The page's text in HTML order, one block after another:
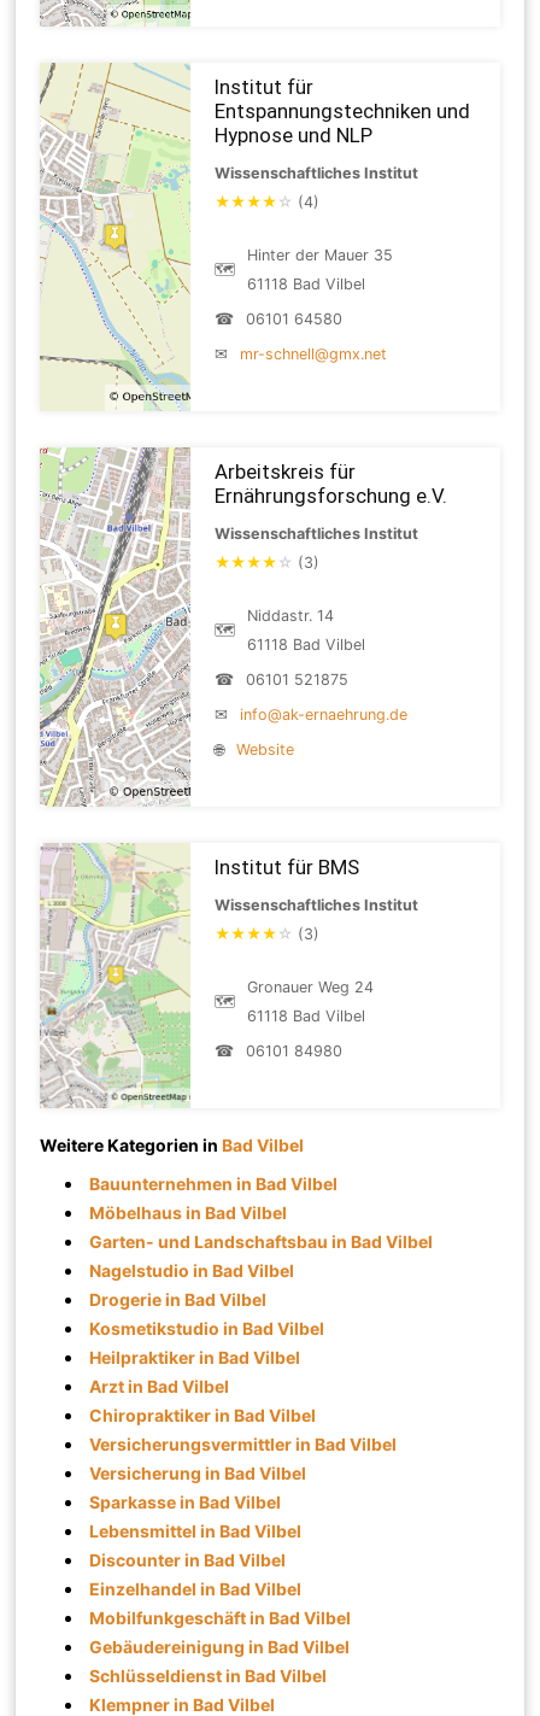
Institut für
Entspannungstechniken und
Hypnose und NLP
Wissenschaftliches Institut
★★★★ ☆ (4)
🗺
Hinter der Mauer 35
61118 Bad Vilbel
☎
06101 64580
✉
mr-schnell@gmx.net
Arbeitskreis für
Ernährungsforschung e.V.
Wissenschaftliches Institut
★★★★ ☆ (3)
🗺
Niddastr. 14
61118 Bad Vilbel
☎
06101 521875
✉
info@ak-ernaehrung.de
🌐
Website
Institut für BMS
Wissenschaftliches Institut
★★★★ ☆ (3)
🗺
Gronauer Weg 24
61118 Bad Vilbel
☎
06101 84980
Weitere Kategorien inBad Vilbel
Bauunternehmen in Bad Vilbel
Möbelhaus in Bad Vilbel
Garten- und Landschaftsbau in Bad Vilbel
Nagelstudio in Bad Vilbel
Drogerie in Bad Vilbel
Kosmetikstudio in Bad Vilbel
Heilpraktiker in Bad Vilbel
Arzt in Bad Vilbel
Chiropraktiker in Bad Vilbel
Versicherungsvermittler in Bad Vilbel
Versicherung in Bad Vilbel
Sparkasse in Bad Vilbel
Lebensmittel in Bad Vilbel
Discounter in Bad Vilbel
Einzelhandel in Bad Vilbel
Mobilfunkgeschäft in Bad Vilbel
Gebäudereinigung in Bad Vilbel
Schlüsseldienst in Bad Vilbel
Klempner in Bad Vilbel